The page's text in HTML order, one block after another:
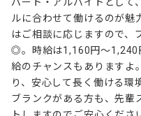
ルに合わせて働けるのが魅
はご相談に応じますので、
◎。時給は1,160円～1,240
給のチャンスもありますよ
り、安心して長く働ける環
ブランクがある方も、先輩